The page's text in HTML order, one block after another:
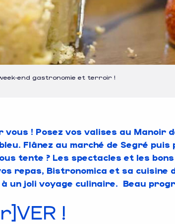
week-end gastronomie et terroir !
! Posez vos valises au Manoir
Flânez au marché de Segré
tente ? Les spectacles et les
repas, Bistronomica et sa cuisine
un joli voyage culinaire. Beau
!